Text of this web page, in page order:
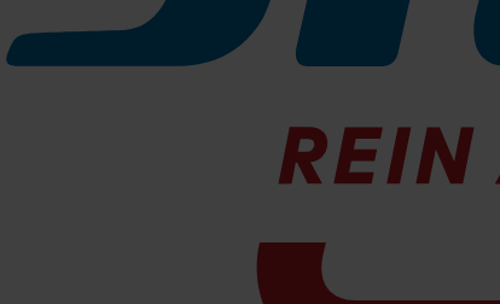
Pinseldüse Ø 32
056-856000061
Kontaktieren Sie uns!